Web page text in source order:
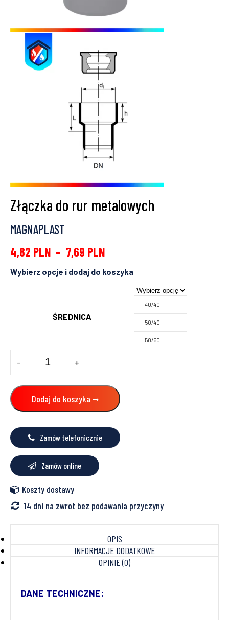
Złączka do rur metalowych
MAGNAPLAST
4,82 PLN – 7,69 PLN
ŚREDNICA
40/40
50/40
50/50
Złączka
do
metalowych
- +
Dodaj do koszyka
Zamów telefonicznie
Zamów online
Koszty dostawy
14 dni na zwrot bez podawania przyczyny
OPIS
INFORMACJE DODATKOWE
OPINIE (0)
DANE TECHNICZNE: